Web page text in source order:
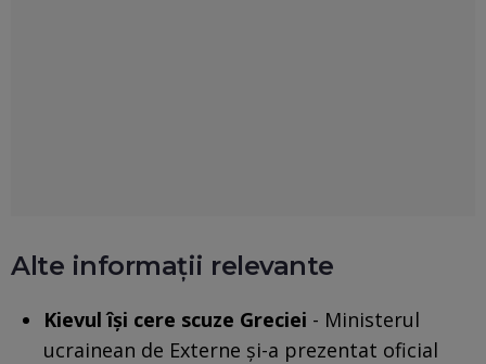
Alte informații relevante
Kievul își cere scuze Greciei - Ministerul
ucrainean de Externe și-a prezentat oficial